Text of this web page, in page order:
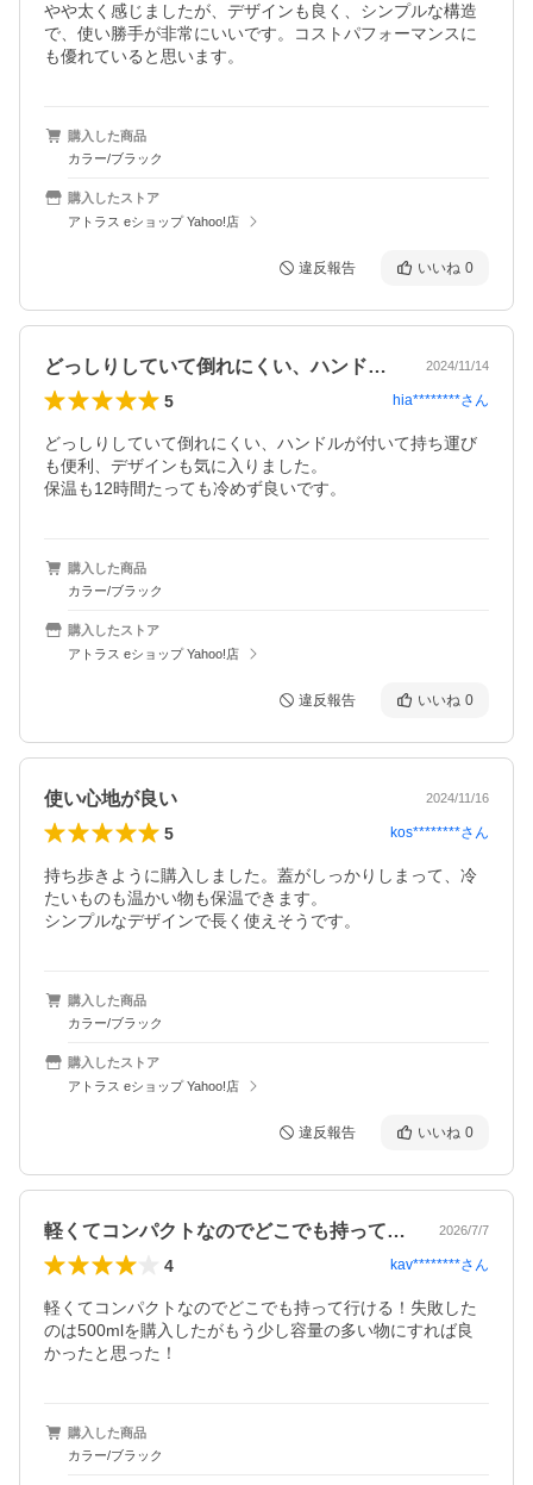
やや太く感じましたが、デザインも良く、シンプルな構造
で、使い勝手が非常にいいです。コストパフォーマンスに
も優れていると思います。
購入した商品
カラー/ブラック
購入したストア
アトラス eショップ Yahoo!店
違反報告 いいね 0
どっしりしていて倒れにくい、ハンドルが… 2024/11/14
5 hia********さん
どっしりしていて倒れにくい、ハンドルが付いて持ち運び
も便利、デザインも気に入りました。
保温も12時間たっても冷めず良いです。
購入した商品
カラー/ブラック
購入したストア
アトラス eショップ Yahoo!店
違反報告 いいね 0
使い心地が良い 2024/11/16
5 kos********さん
持ち歩きように購入しました。蓋がしっかりしまって、冷
たいものも温かい物も保温できます。
シンプルなデザインで長く使えそうです。
購入した商品
カラー/ブラック
購入したストア
アトラス eショップ Yahoo!店
違反報告 いいね 0
軽くてコンパクトなのでどこでも持って行… 2026/7/7
4 kav********さん
軽くてコンパクトなのでどこでも持って行ける！失敗した
のは500mlを購入したがもう少し容量の多い物にすれば良
かったと思った！
購入した商品
カラー/ブラック